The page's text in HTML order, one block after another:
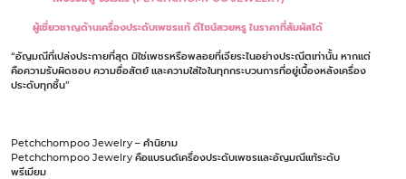
ผู้เชี่ยวชาญด้านเครื่องประดับเพชรแท้ ดีไซน์สวยหรู ในราคาที่สัมผัสได้
“อัญมณีที่เปล่งประกายที่สุด มิใช่เพชรหรือพลอยที่เจียระไนอย่างประณีตเท่านั้น หากแต่
คือความรับผิดชอบ ความซื่อสัตย์ และความใส่ใจในทุกกระบวนการที่อยู่เบื้องหลังเครื่อง
ประดับทุกชิ้น”
Petchchompoo Jewelry – คำนิยาม
Petchchompoo Jewelry คือแบรนด์เครื่องประดับเพชรและอัญมณีแท้ระดับ
พรีเมียม